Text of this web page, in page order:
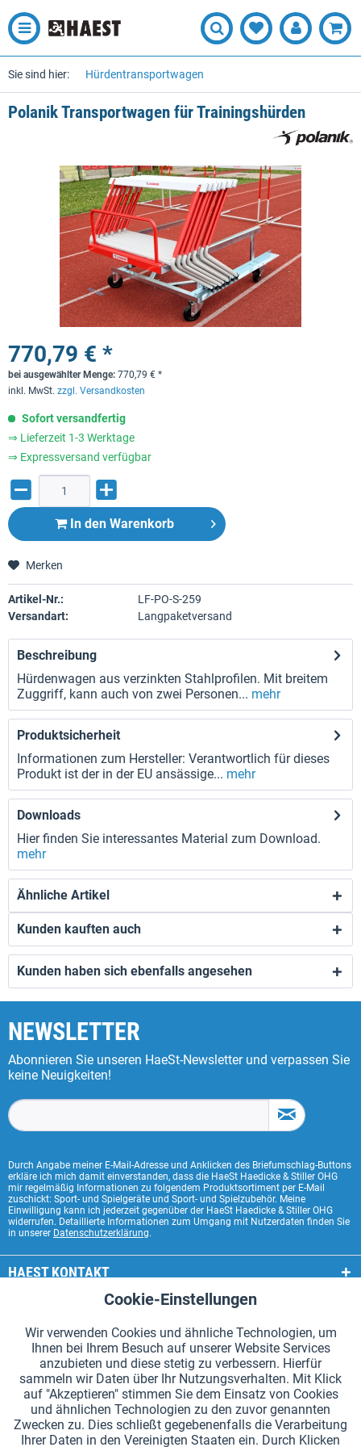
Sie sind hier: Hürdentransportwagen
Polanik Transportwagen für Trainingshürden
770,79 € *
bei ausgewählter Menge: 770,79 € *
inkl. MwSt. zzgl. Versandkosten
Sofort versandfertig
⇒ Lieferzeit 1-3 Werktage
⇒ Expressversand verfügbar
In den Warenkorb
Merken
Artikel-Nr.:
LF-PO-S-259
Versandart:
Langpaketversand
Beschreibung
Hürdenwagen aus verzinkten Stahlprofilen. Mit breitem
Zuggriff, kann auch von zwei Personen... mehr
Produktsicherheit
Informationen zum Hersteller: Verantwortlich für dieses
Produkt ist der in der EU ansässige... mehr
Downloads
Hier finden Sie interessantes Material zum Download.
mehr
Ähnliche Artikel
Kunden kauften auch
Kunden haben sich ebenfalls angesehen
NEWSLETTER
Abonnieren Sie unseren HaeSt-Newsletter und verpassen Sie
keine Neuigkeiten!
Durch Angabe meiner E-Mail-Adresse und Anklicken des Briefumschlag-Buttons
erkläre ich mich damit einverstanden, dass die HaeSt Haedicke & Stiller OHG
mir regelmäßig Informationen zu folgendem Produktsortiment per E-Mail
zuschickt: Sport- und Spielgeräte und Sport- und Spielzubehör. Meine
Einwilligung kann ich jederzeit gegenüber der HaeSt Haedicke & Stiller OHG
widerrufen. Detaillierte Informationen zum Umgang mit Nutzerdaten finden Sie
in unserer Datenschutzerklärung.
HAEST KONTAKT
HAEST SHOP SERVICE
ALLGEMEINE INFORMATIONEN
ZAHLUNGSARTEN
*Alle Preise inkl. Mehrwertsteuer zzgl.Versandkosten.
Aktiv
Tracking Aktiv
Cookie-Einstellungen
Wir verwenden Cookies und ähnliche Technologien, um
Ihnen bei Ihrem Besuch auf unserer Website Services
anzubieten und diese stetig zu verbessern. Hierfür
sammeln wir Daten über Ihr Nutzungsverhalten. Mit Klick
auf "Akzeptieren" stimmen Sie dem Einsatz von Cookies
und ähnlichen Technologien zu den zuvor genannten
Zwecken zu. Dies schließt gegebenenfalls die Verarbeitung
Ihrer Daten in den Vereinigten Staaten ein. Durch Klicken